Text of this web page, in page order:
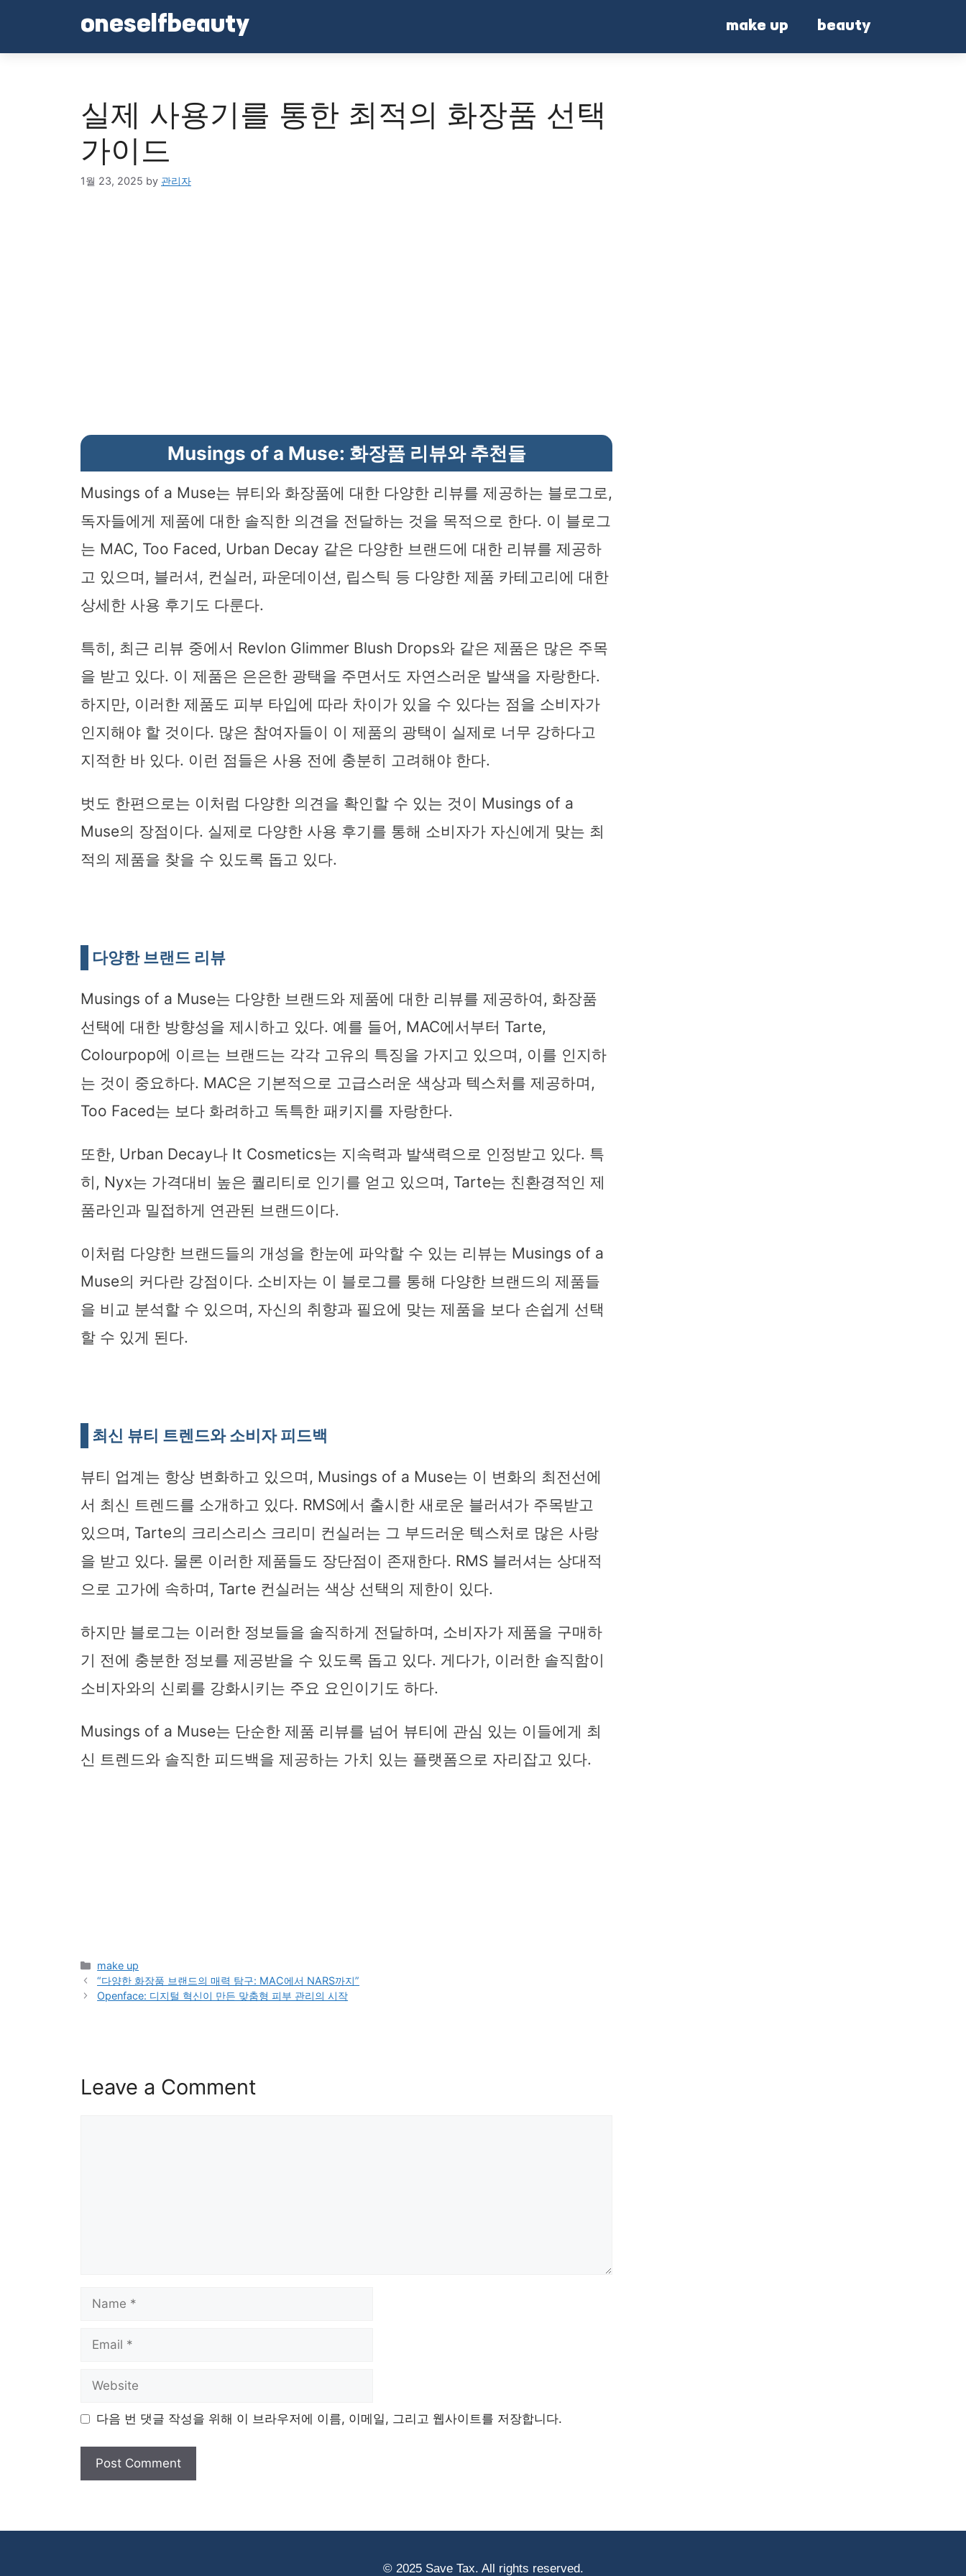
oneselfbeauty make up beauty
실제 사용기를 통한 최적의 화장품 선택
가이드
1월 23, 2025 by 관리자
Musings of a Muse: 화장품 리뷰와 추천들
Musings of a Muse는 뷰티와 화장품에 대한 다양한 리뷰를 제공하는 블로그로,
독자들에게 제품에 대한 솔직한 의견을 전달하는 것을 목적으로 한다. 이 블로그
는 MAC, Too Faced, Urban Decay 같은 다양한 브랜드에 대한 리뷰를 제공하
고 있으며, 블러셔, 컨실러, 파운데이션, 립스틱 등 다양한 제품 카테고리에 대한
상세한 사용 후기도 다룬다.
특히, 최근 리뷰 중에서 Revlon Glimmer Blush Drops와 같은 제품은 많은 주목
을 받고 있다. 이 제품은 은은한 광택을 주면서도 자연스러운 발색을 자랑한다.
하지만, 이러한 제품도 피부 타입에 따라 차이가 있을 수 있다는 점을 소비자가
인지해야 할 것이다. 많은 참여자들이 이 제품의 광택이 실제로 너무 강하다고
지적한 바 있다. 이런 점들은 사용 전에 충분히 고려해야 한다.
벗도 한편으로는 이처럼 다양한 의견을 확인할 수 있는 것이 Musings of a
Muse의 장점이다. 실제로 다양한 사용 후기를 통해 소비자가 자신에게 맞는 최
적의 제품을 찾을 수 있도록 돕고 있다.
다양한 브랜드 리뷰
Musings of a Muse는 다양한 브랜드와 제품에 대한 리뷰를 제공하여, 화장품
선택에 대한 방향성을 제시하고 있다. 예를 들어, MAC에서부터 Tarte,
Colourpop에 이르는 브랜드는 각각 고유의 특징을 가지고 있으며, 이를 인지하
는 것이 중요하다. MAC은 기본적으로 고급스러운 색상과 텍스처를 제공하며,
Too Faced는 보다 화려하고 독특한 패키지를 자랑한다.
또한, Urban Decay나 It Cosmetics는 지속력과 발색력으로 인정받고 있다. 특
히, Nyx는 가격대비 높은 퀄리티로 인기를 얻고 있으며, Tarte는 친환경적인 제
품라인과 밀접하게 연관된 브랜드이다.
이처럼 다양한 브랜드들의 개성을 한눈에 파악할 수 있는 리뷰는 Musings of a
Muse의 커다란 강점이다. 소비자는 이 블로그를 통해 다양한 브랜드의 제품들
을 비교 분석할 수 있으며, 자신의 취향과 필요에 맞는 제품을 보다 손쉽게 선택
할 수 있게 된다.
최신 뷰티 트렌드와 소비자 피드백
뷰티 업계는 항상 변화하고 있으며, Musings of a Muse는 이 변화의 최전선에
서 최신 트렌드를 소개하고 있다. RMS에서 출시한 새로운 블러셔가 주목받고
있으며, Tarte의 크리스리스 크리미 컨실러는 그 부드러운 텍스처로 많은 사랑
을 받고 있다. 물론 이러한 제품들도 장단점이 존재한다. RMS 블러셔는 상대적
으로 고가에 속하며, Tarte 컨실러는 색상 선택의 제한이 있다.
하지만 블로그는 이러한 정보들을 솔직하게 전달하며, 소비자가 제품을 구매하
기 전에 충분한 정보를 제공받을 수 있도록 돕고 있다. 게다가, 이러한 솔직함이
소비자와의 신뢰를 강화시키는 주요 요인이기도 하다.
Musings of a Muse는 단순한 제품 리뷰를 넘어 뷰티에 관심 있는 이들에게 최
신 트렌드와 솔직한 피드백을 제공하는 가치 있는 플랫폼으로 자리잡고 있다.
Categories
make up
“다양한 화장품 브랜드의 매력 탐구: MAC에서 NARS까지”
Openface: 디지털 혁신이 만든 맞춤형 피부 관리의 시작
Leave a Comment
Name
Email
Website
다음 번 댓글 작성을 위해 이 브라우저에 이름, 이메일, 그리고 웹사이트를 저장합니다.
© 2025 Save Tax. All rights reserved.